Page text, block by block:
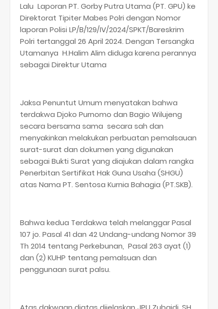
Lalu Laporan PT. Gorby Putra Utama (PT. GPU) ke
Direktorat Tipiter Mabes Polri dengan Nomor
laporan Polisi LP/B/129/IV/2024/SPKT/Bareskrim
Polri tertanggal 26 April 2024. Dengan Tersangka
Utamanya H.Halim Alim diduga karena perannya
sebagai Direktur Utama
Jaksa Penuntut Umum menyatakan bahwa
terdakwa Djoko Purnomo dan Bagio Wilujeng
secara bersama sama secara sah dan
menyakinkan melakukan perbuatan pemalsauan
surat-surat dan dokumen yang digunakan
sebagai Bukti Surat yang diajukan dalam rangka
Penerbitan Sertifikat Hak Guna Usaha (SHGU)
atas Nama PT. Sentosa Kurnia Bahagia (PT.SKB).
Bahwa kedua Terdakwa telah melanggar Pasal
107 jo. Pasal 41 dan 42 Undang-undang Nomor 39
Th 2014 tentang Perkebunan, Pasal 263 ayat (1)
dan (2) KUHP tentang pemalsuan dan
penggunaan surat palsu.